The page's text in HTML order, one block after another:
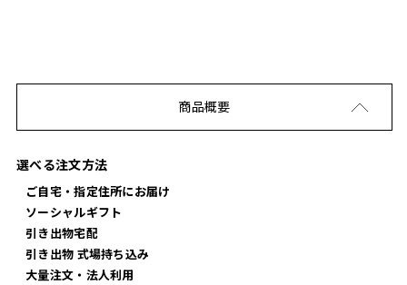
商品概要
選べる注文方法
ご自宅・指定住所にお届け
ソーシャルギフト
引き出物宅配
引き出物 式場持ち込み
大量注文・法人利用